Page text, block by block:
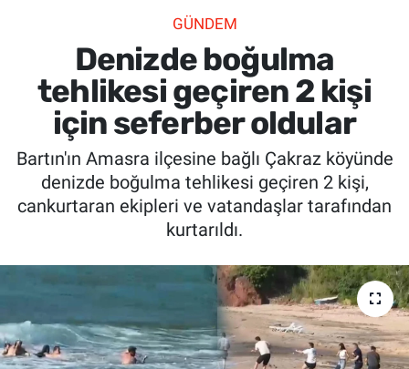
GÜNDEM
Denizde boğulma
tehlikesi geçiren 2 kişi
için seferber oldular
Bartın'ın Amasra ilçesine bağlı Çakraz köyünde
denizde boğulma tehlikesi geçiren 2 kişi,
cankurtaran ekipleri ve vatandaşlar tarafından
kurtarıldı.
SPOR
SAĞLIK